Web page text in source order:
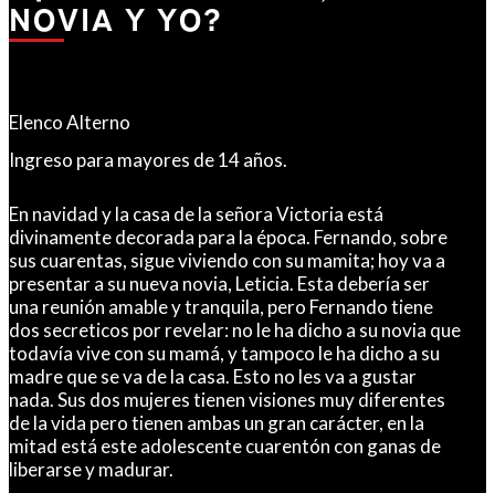
Novia y Yo?
Elenco Alterno
Ingreso para mayores de 14 años.
En navidad y la casa de la señora Victoria está
divinamente decorada para la época. Fernando, sobre
sus cuarentas, sigue viviendo con su mamita; hoy va a
presentar a su nueva novia, Leticia. Esta debería ser
una reunión amable y tranquila, pero Fernando tiene
dos secreticos por revelar: no le ha dicho a su novia que
todavía vive con su mamá, y tampoco le ha dicho a su
madre que se va de la casa. Esto no les va a gustar
nada. Sus dos mujeres tienen visiones muy diferentes
de la vida pero tienen ambas un gran carácter, en la
mitad está este adolescente cuarentón con ganas de
liberarse y madurar.